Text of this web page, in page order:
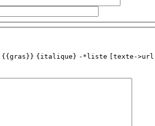
{{gras}} {italique} -*liste [texte->url]